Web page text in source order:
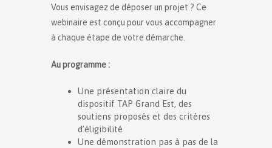
Vous envisagez de déposer un projet ? Ce
webinaire est conçu pour vous accompagner
à chaque étape de votre démarche.
Au programme :
Une présentation claire du
dispositif TAP Grand Est, des
soutiens proposés et des critères
d’éligibilité
Une démonstration pas à pas de la